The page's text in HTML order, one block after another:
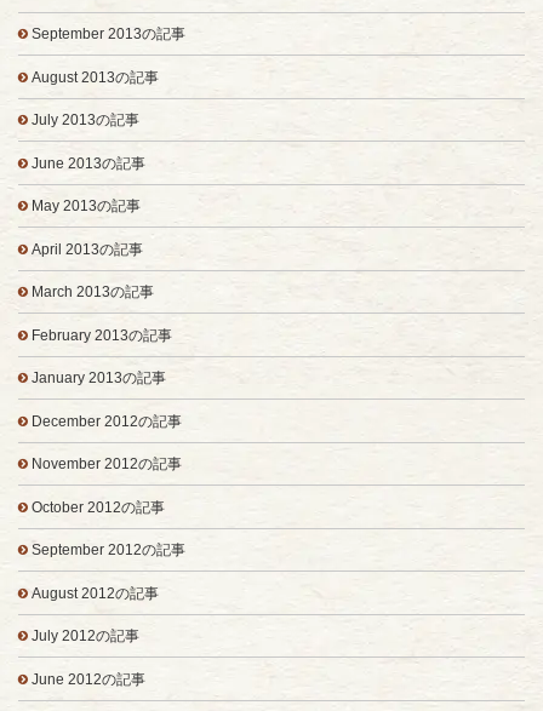
September 2013の記事
August 2013の記事
July 2013の記事
June 2013の記事
May 2013の記事
April 2013の記事
March 2013の記事
February 2013の記事
January 2013の記事
December 2012の記事
November 2012の記事
October 2012の記事
September 2012の記事
August 2012の記事
July 2012の記事
June 2012の記事